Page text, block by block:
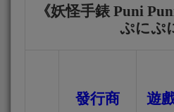
《妖怪手錶 Puni
ぷにぷ
發行商 遊